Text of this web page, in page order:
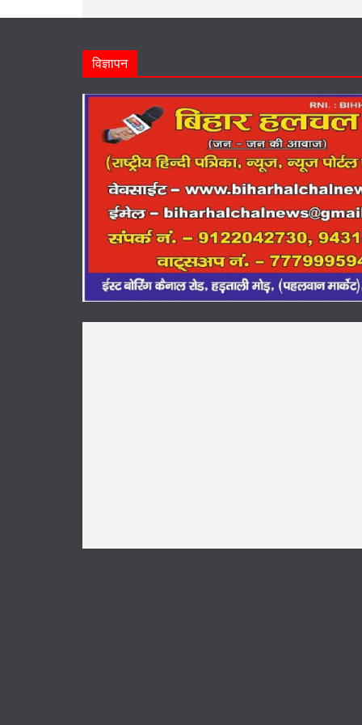
विज्ञापन